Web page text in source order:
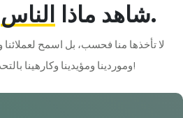
شاهد ماذا الناس يقولون عنا.
لا تأخذها منا فحسب، بل اسمح لعملائنا
وموردينا ومؤيدينا وكارهينا بالتحدث، خذها من الناس!